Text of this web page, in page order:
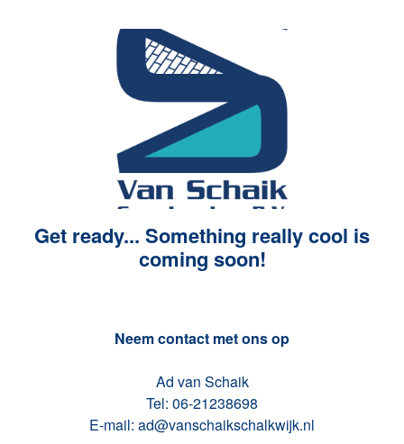
Get ready... Something really cool is
coming soon!
Neem contact met ons op
Ad van Schaik
Tel: 06-21238698
E-mail: ad@vanschaikschalkwijk.nl